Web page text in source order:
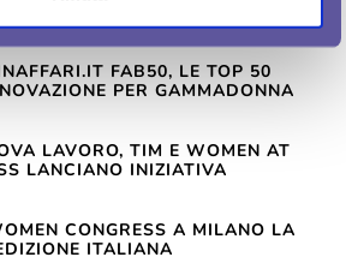
FAB50, LE TOP 50
PER GAMMADONNA
LAVORO, TIM E WOMEN AT
LANCIANO INIZIATIVA
CONGRESS A MILANO LA
ITALIANA